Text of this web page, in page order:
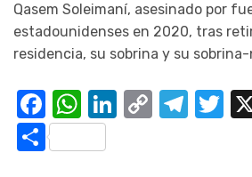
Qasem Soleimaní, asesinado por
estadounidenses en 2020, tras
residencia, su sobrina y su
Facebook
WhatsApp
LinkedIn
Copy
Compartir